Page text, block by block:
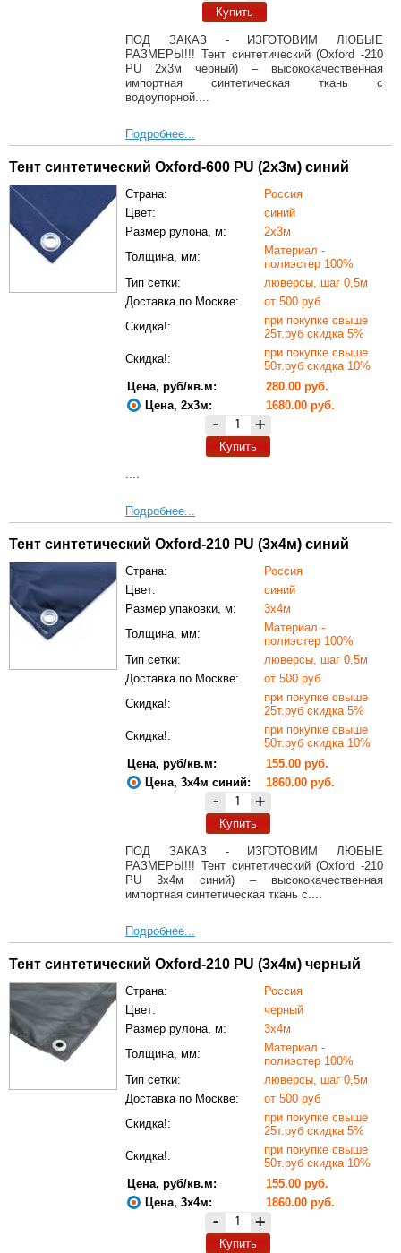
Купить
ПОД ЗАКАЗ - ИЗГОТОВИМ ЛЮБЫЕ
РАЗМЕРЫ!!! Тент синтетический (Oxford -210
PU 2х3м черный) – высококачественная
импортная синтетическая ткань с
водоупорной....
Подробнее...
Тент синтетический Oxford-600 PU (2х3м) синий
Страна:
Россия
Цвет:
синий
Размер рулона, м:
2х3м
Толщина, мм:
Материал -
полиэстер 100%
Тип сетки:
люверсы, шаг 0,5м
Доставка по Москве:
от 500 руб
Скидка!:
при покупке свыше
25т.руб скидка 5%
Скидка!:
при покупке свыше
50т.руб скидка 10%
Цена, руб/кв.м:
280.00 руб.
Цена, 2х3м:
1680.00 руб.
- +
Купить
....
Подробнее...
Тент синтетический Oxford-210 PU (3х4м) синий
Страна:
Россия
Цвет:
синий
Размер упаковки, м:
3х4м
Толщина, мм:
Материал -
полиэстер 100%
Тип сетки:
люверсы, шаг 0,5м
Доставка по Москве:
от 500 руб
Скидка!:
при покупке свыше
25т.руб скидка 5%
Скидка!:
при покупке свыше
50т.руб скидка 10%
Цена, руб/кв.м:
155.00 руб.
Цена, 3х4м синий:
1860.00 руб.
- +
Купить
ПОД ЗАКАЗ - ИЗГОТОВИМ ЛЮБЫЕ
РАЗМЕРЫ!!! Тент синтетический (Oxford -210
PU 3х4м синий) – высококачественная
импортная синтетическая ткань с....
Подробнее...
Тент синтетический Oxford-210 PU (3х4м) черный
Страна:
Россия
Цвет:
черный
Размер рулона, м:
3х4м
Толщина, мм:
Материал -
полиэстер 100%
Тип сетки:
люверсы, шаг 0,5м
Доставка по Москве:
от 500 руб
Скидка!:
при покупке свыше
25т.руб скидка 5%
Скидка!:
при покупке свыше
50т.руб скидка 10%
Цена, руб/кв.м:
155.00 руб.
Цена, 3х4м:
1860.00 руб.
- +
Купить